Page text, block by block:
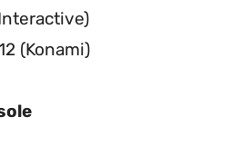
(Konami)